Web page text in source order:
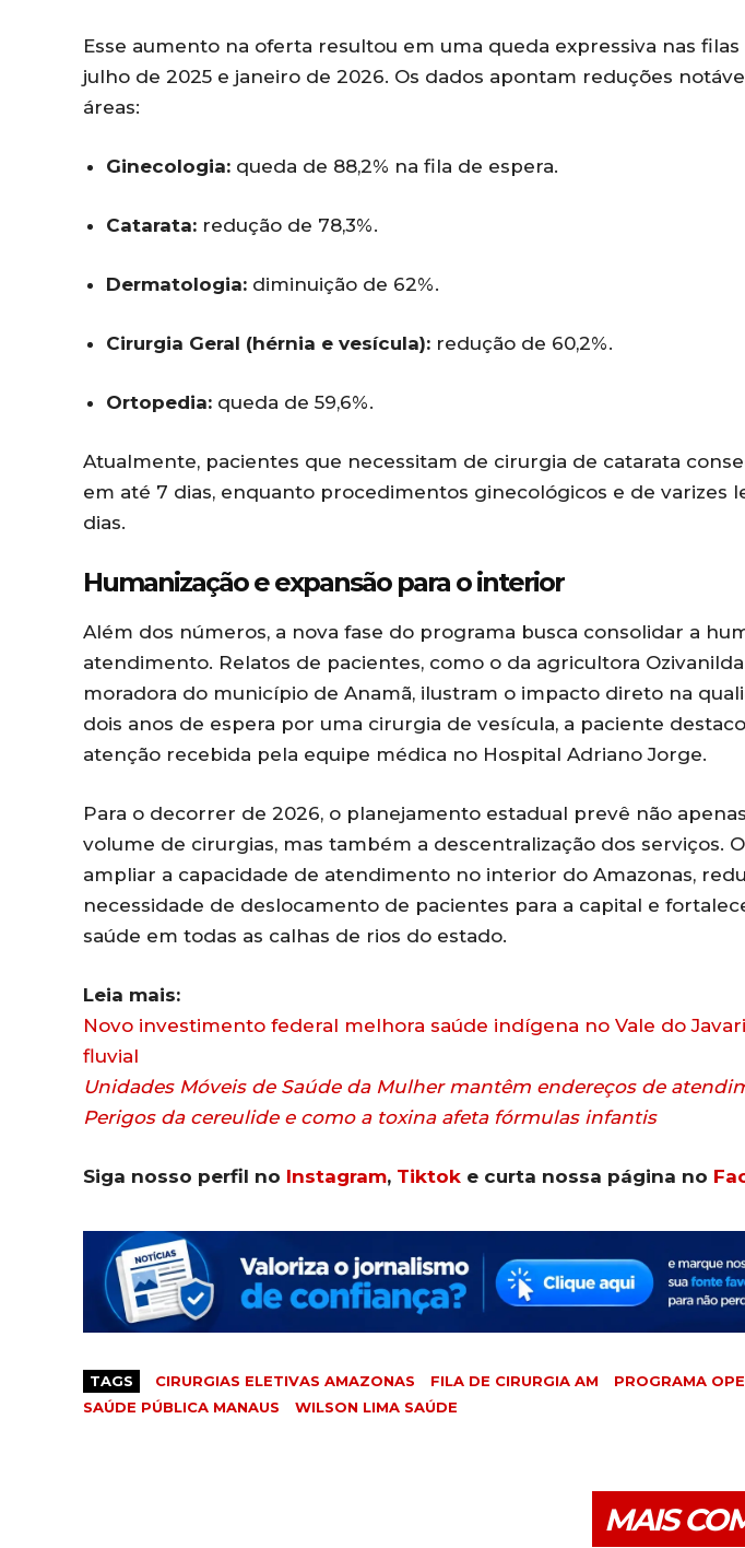
Esse aumento na oferta resultou em uma queda expressiva nas
julho de 2025 e janeiro de 2026. Os dados apontam reduções
áreas:
Ginecologia: queda de 88,2% na fila de espera.
Catarata: redução de 78,3%.
Dermatologia: diminuição de 62%.
Cirurgia Geral (hérnia e vesícula): redução de 60,2%.
Ortopedia: queda de 59,6%.
Atualmente, pacientes que necessitam de cirurgia de catarata
em até 7 dias, enquanto procedimentos ginecológicos e de varizes
dias.
Humanização e expansão para o interior
Além dos números, a nova fase do programa busca consolidar a
atendimento. Relatos de pacientes, como o da agricultora
moradora do município de Anamã, ilustram o impacto direto na
dois anos de espera por uma cirurgia de vesícula, a paciente
atenção recebida pela equipe médica no Hospital Adriano Jorge.
Para o decorrer de 2026, o planejamento estadual prevê não
volume de cirurgias, mas também a descentralização dos serviços.
ampliar a capacidade de atendimento no interior do Amazonas,
necessidade de deslocamento de pacientes para a capital e
saúde em todas as calhas de rios do estado.
Leia mais:
Novo investimento federal melhora saúde indígena no Vale do
fluvial
Unidades Móveis de Saúde da Mulher mantêm endereços de
Perigos da cereulide e como a toxina afeta fórmulas infantis
Siga nosso perfil no Instagram, Tiktok e curta nossa página no
TAGS CIRURGIAS ELETIVAS AMAZONAS FILA DE CIRURGIA AM
PROGRAMA
SAÚDE PÚBLICA MANAUS
WILSON LIMA SAÚDE
MAIS